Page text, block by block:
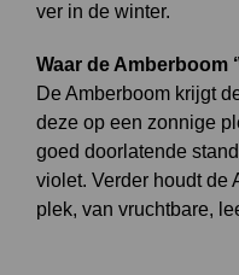
ver in de winter.
Waar de Amberboom
De Amberboom krijgt
deze op een zonnige
goed doorlatende
violet. Verder houdt de
plek, van vruchtbare,